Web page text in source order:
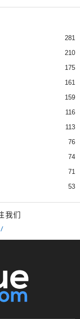
281
210
175
161
159
116
113
76
74
71
53
我们